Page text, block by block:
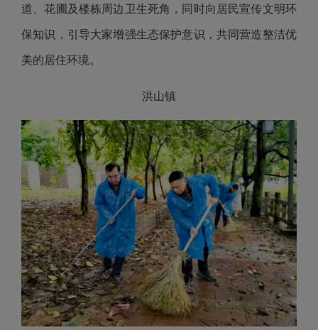
道、花圃及楼栋周边卫生死角，同时向居民宣传文明环
保知识，引导大家增强生态保护意识，共同营造整洁优
美的居住环境。
洪山镇